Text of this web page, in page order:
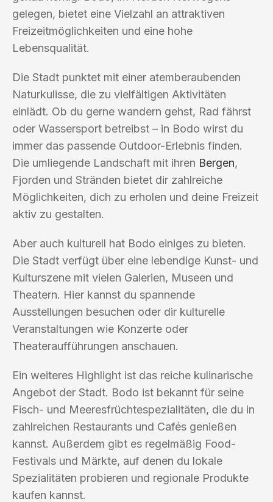
gelegen, bietet eine Vielzahl an attraktiven
Freizeitmöglichkeiten und eine hohe
Lebensqualität.
Die Stadt punktet mit einer atemberaubenden
Naturkulisse, die zu vielfältigen Aktivitäten
einlädt. Ob du gerne wandern gehst, Rad fährst
oder Wassersport betreibst – in Bodo wirst du
immer das passende Outdoor-Erlebnis finden.
Die umliegende Landschaft mit ihren Bergen,
Fjorden und Stränden bietet dir zahlreiche
Möglichkeiten, dich zu erholen und deine Freizeit
aktiv zu gestalten.
Aber auch kulturell hat Bodo einiges zu bieten.
Die Stadt verfügt über eine lebendige Kunst- und
Kulturszene mit vielen Galerien, Museen und
Theatern. Hier kannst du spannende
Ausstellungen besuchen oder dir kulturelle
Veranstaltungen wie Konzerte oder
Theateraufführungen anschauen.
Ein weiteres Highlight ist das reiche kulinarische
Angebot der Stadt. Bodo ist bekannt für seine
Fisch- und Meeresfrüchtespezialitäten, die du in
zahlreichen Restaurants und Cafés genießen
kannst. Außerdem gibt es regelmäßig Food-
Festivals und Märkte, auf denen du lokale
Spezialitäten probieren und regionale Produkte
kaufen kannst.